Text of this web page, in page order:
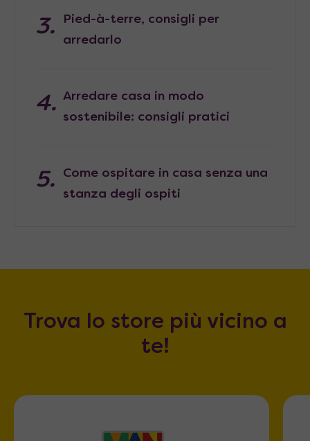
Pied-à-terre, consigli per
arredarlo
Arredare casa in modo
sostenibile: consigli pratici
Come ospitare in casa senza una
stanza degli ospiti
Trova lo store più vicino a
te!